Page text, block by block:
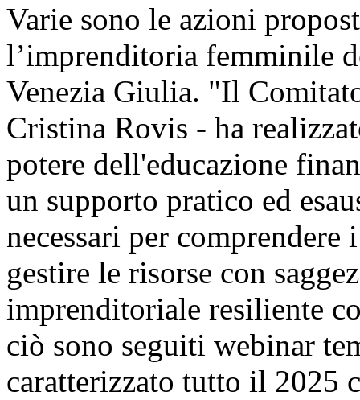
Varie sono le azioni
l’imprenditoria femminile
Venezia Giulia. "Il
Cristina Rovis - ha
potere dell'educazione
un supporto pratico ed
necessari per
gestire le risorse con
imprenditoriale resiliente
ciò sono seguiti webinar
caratterizzato tutto il 2025